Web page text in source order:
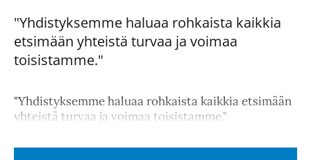
"Yhdistyksemme haluaa rohkaista kaikkia
etsimään yhteistä turvaa ja voimaa
toisistamme."
"Yhdistyksemme haluaa rohkaista kaikkia etsimään
yhteistä turvaa ja voimaa toisistamme."